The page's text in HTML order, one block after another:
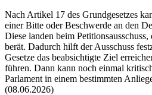
Nach Artikel 17 des Grundgesetzes
einer Bitte oder Beschwerde an den
Diese landen beim
berät. Dadurch hilft der Ausschuss
Gesetze das beabsichtigte Ziel
führen. Dann kann noch einmal
Parlament in einem bestimmten
(08.06.2026)